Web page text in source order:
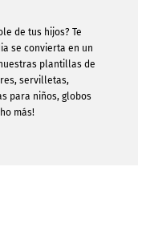
de tus hijos? Te
se convierta en un
plantillas de
servilletas,
para niños, globos
más!